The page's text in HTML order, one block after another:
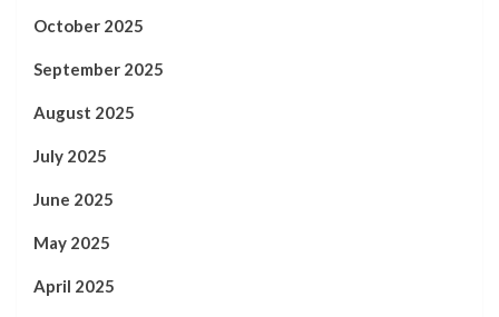
October 2025
September 2025
August 2025
July 2025
June 2025
May 2025
April 2025